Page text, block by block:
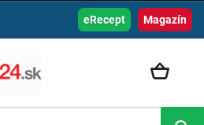
Magazín
eRecept